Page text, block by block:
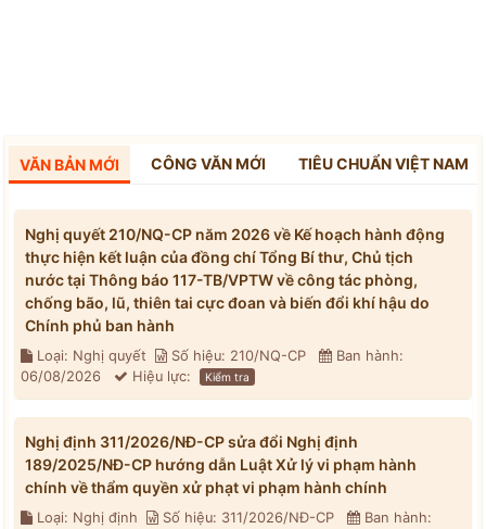
VĂN BẢN MỚI CÔNG VĂN MỚI TIÊU CHUẨN VIỆT NAM
Nghị quyết 210/NQ-CP năm 2026 về Kế hoạch hành động
thực hiện kết luận của đồng chí Tổng Bí thư, Chủ tịch
nước tại Thông báo 117-TB/VPTW về công tác phòng,
chống bão, lũ, thiên tai cực đoan và biến đổi khí hậu do
Chính phủ ban hành
Loại: Nghị quyết Số hiệu: 210/NQ-CP
Ban hành:
06/08/2026
Hiệu lực: Kiểm tra
Nghị định 311/2026/NĐ-CP sửa đổi Nghị định
189/2025/NĐ-CP hướng dẫn Luật Xử lý vi phạm hành
chính về thẩm quyền xử phạt vi phạm hành chính
Loại: Nghị định Số hiệu: 311/2026/NĐ-CP
Ban hành: